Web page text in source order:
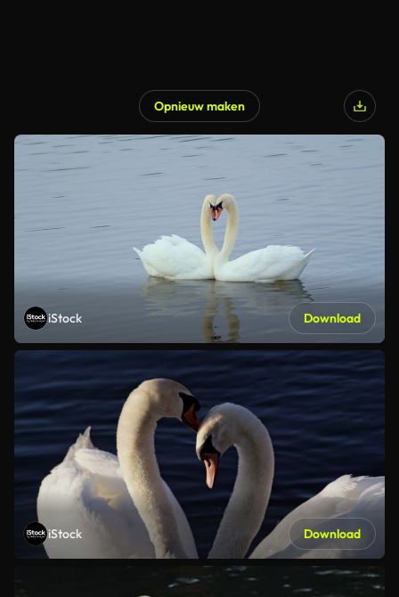
Opnieuw maken
iStock Download
iStock Download